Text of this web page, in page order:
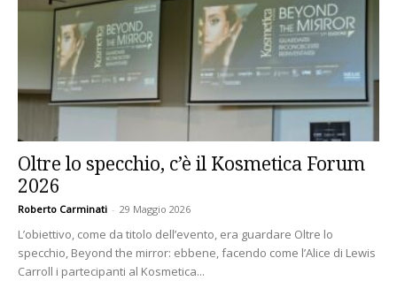
Oltre lo specchio, c’è il Kosmetica Forum
2026
Roberto Carminati - 29 Maggio 2026
L’obiettivo, come da titolo dell’evento, era guardare Oltre lo
specchio, Beyond the mirror: ebbene, facendo come l’Alice di Lewis
Carroll i partecipanti al Kosmetica...